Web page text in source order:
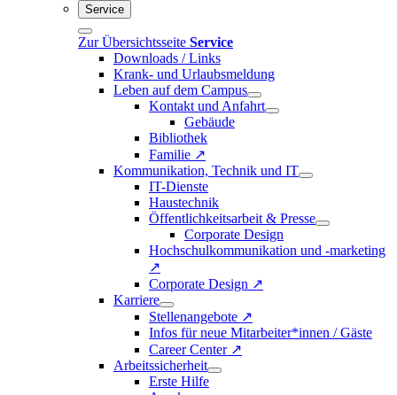
Service
Zur Übersichtsseite Service
Downloads / Links
Krank- und Urlaubsmeldung
Leben auf dem Campus
Kontakt und Anfahrt
Gebäude
Bibliothek
Familie ↗
Kommunikation, Technik und IT
IT-Dienste
Haustechnik
Öffentlichkeitsarbeit & Presse
Corporate Design
Hochschulkommunikation und -marketing
↗
Corporate Design ↗
Karriere
Stellenangebote ↗
Infos für neue Mitarbeiter*innen / Gäste
Career Center ↗
Arbeitssicherheit
Erste Hilfe